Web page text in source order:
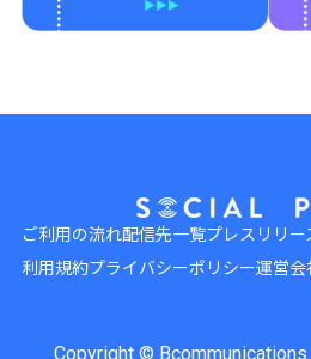
ご利用の流れ配信先一覧プレスリリー
利用規約プライバシーポリシー運営会
Copyright ©